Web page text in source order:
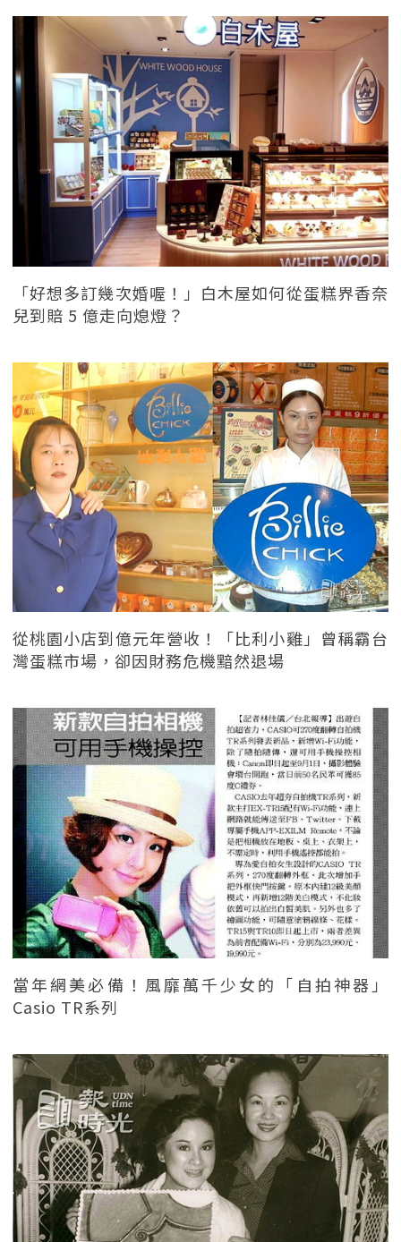
「好想多訂幾次婚喔！」白木屋如何從蛋糕界香奈
兒到賠 5 億走向熄燈？
從桃園小店到億元年營收！「比利小雞」曾稱霸台
灣蛋糕市場，卻因財務危機黯然退場
當年網美必備！風靡萬千少女的「自拍神器」
Casio TR系列